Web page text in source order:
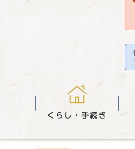
くらし・手続き